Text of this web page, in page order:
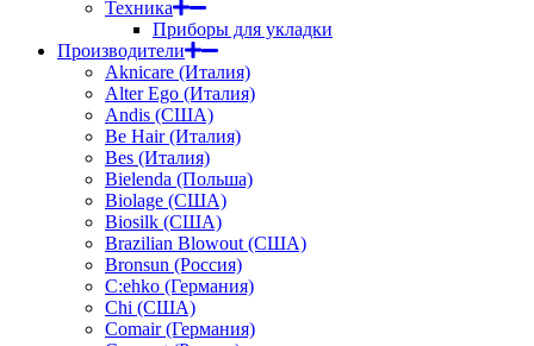
Техника
Приборы для укладки
Производители
Aknicare (Италия)
Alter Ego (Италия)
Andis (США)
Be Hair (Италия)
Bes (Италия)
Bielenda (Польша)
Biolage (США)
Biosilk (США)
Brazilian Blowout (США)
Bronsun (Россия)
C:ehko (Германия)
Chi (США)
Comair (Германия)